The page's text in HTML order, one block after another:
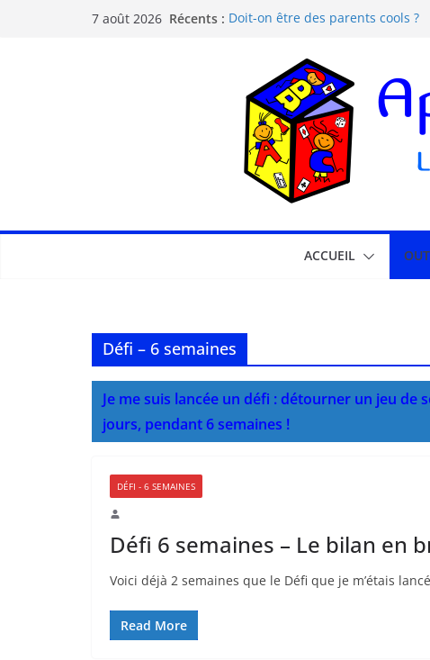
7 août 2026 Récents : Doit-on être des parents cools ?
La pédagogie Montessori est-elle
Comprendre la courbe de l’oubli
ACCUEIL
Défi – 6 semaines
Je me suis lancée un défi : détourner un jeu de
jours, pendant 6 semaines !
DÉFI - 6 SEMAINES
Défi 6 semaines – Le bilan en
Voici déjà 2 semaines que le Défi que je m’étais
Read More